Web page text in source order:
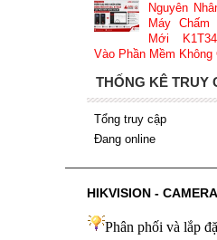
Nguyên
Máy Chấm
Mới
Vào Phần Mềm Không
THỐNG KÊ TRUY
Tổng truy cập
Đang online
HIKVISION -
Phân phối và lắp